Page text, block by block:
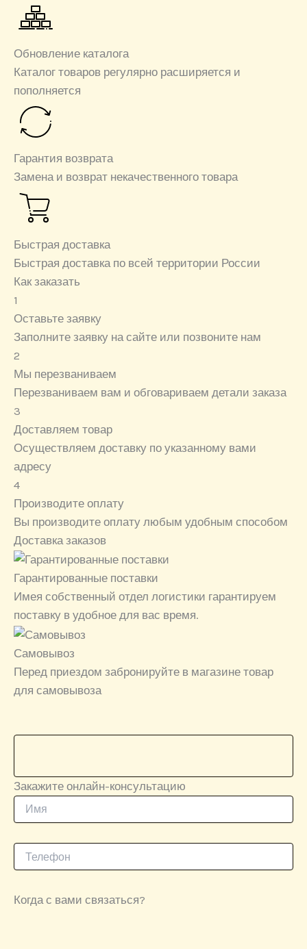
Обновление каталога
Каталог товаров регулярно расширяется и
пополняется
Гарантия возврата
Замена и возврат некачественного товара
Быстрая доставка
Быстрая доставка по всей территории России
Как заказать
1
Оставьте заявку
Заполните заявку на сайте или позвоните нам
2
Мы перезваниваем
Перезваниваем вам и обговариваем детали заказа
3
Доставляем товар
Осуществляем доставку по указанному вами
адресу
4
Производите оплату
Вы производите оплату любым удобным способом
Доставка заказов
Гарантированные поставки
Имея собственный отдел логистики гарантируем
поставку в удобное для вас время.
Самовывоз
Перед приездом забронируйте в магазине товар
для самовывоза
Закажите онлайн-консультацию
Когда с вами связаться?